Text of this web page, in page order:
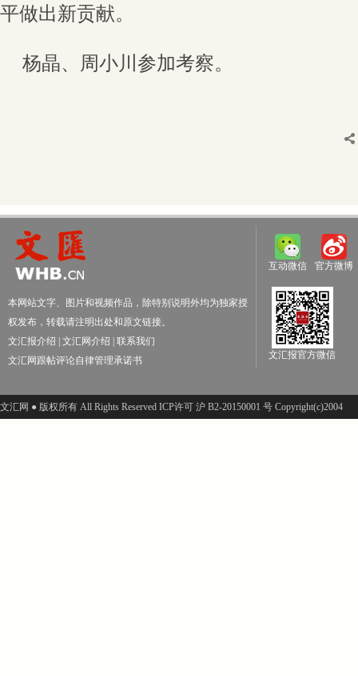
平做出新贡献。
杨晶、周小川参加考察。
本网站文字、图片和视频作品，除特别说明外均为独家授
权发布，转载请注明出处和原文链接。
文汇报介绍
文汇网介绍
联系我们
文汇网跟帖评论自律管理承诺书
互动微信 官方微博
文汇报官方微信
文汇网 ● 版权所有 All Rights Reserved ICP许可 沪 B2-20150001 号 Copyright(c)2004